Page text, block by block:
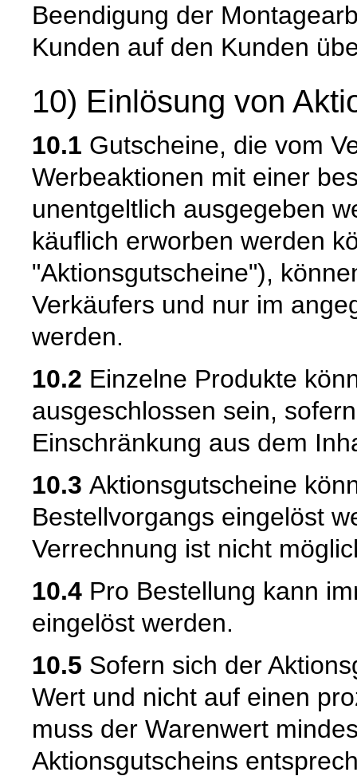
Beendigung der
Kunden auf den Kunden
10) Einlösung von
10.1 Gutscheine, die vom
Werbeaktionen mit einer
unentgeltlich ausgegeben
käuflich erworben werden
"Aktionsgutscheine"),
Verkäufers und nur im
werden.
10.2 Einzelne Produkte
ausgeschlossen sein,
Einschränkung aus dem
10.3 Aktionsgutscheine
Bestellvorgangs eingelöst
Verrechnung ist nicht
10.4 Pro Bestellung kann
eingelöst werden.
10.5 Sofern sich der
Wert und nicht auf einen
muss der Warenwert
Aktionsgutscheins